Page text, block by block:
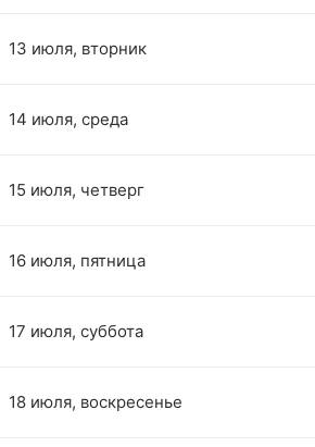
13 июля, вторник
14 июля, среда
15 июля, четверг
16 июля, пятница
17 июля, суббота
18 июля, воскресенье